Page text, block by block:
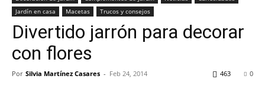
Jardín en casa
Macetas Trucos y consejos
Divertido jarrón para decorar
con flores
Por Silvia Martínez Casares - Feb 24, 2014 0
463